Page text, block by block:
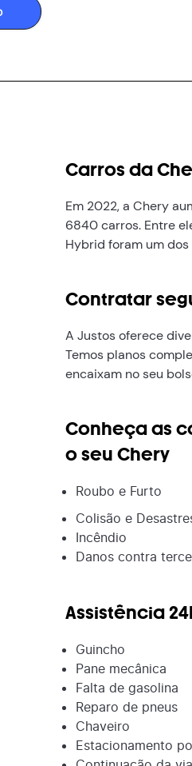
Carros da
Em 2022, a Chery
6840 carros. Entre
Hybrid foram um
Contratar
A Justos oferece
Temos planos
encaixam no seu
Conheça as
o seu Chery
Roubo e Furto
Colisão e
Incêndio
Danos contra
Assistência
Guincho
Pane mecânica
Falta de gasolina
Reparo de pneus
Chaveiro
Estacionamento